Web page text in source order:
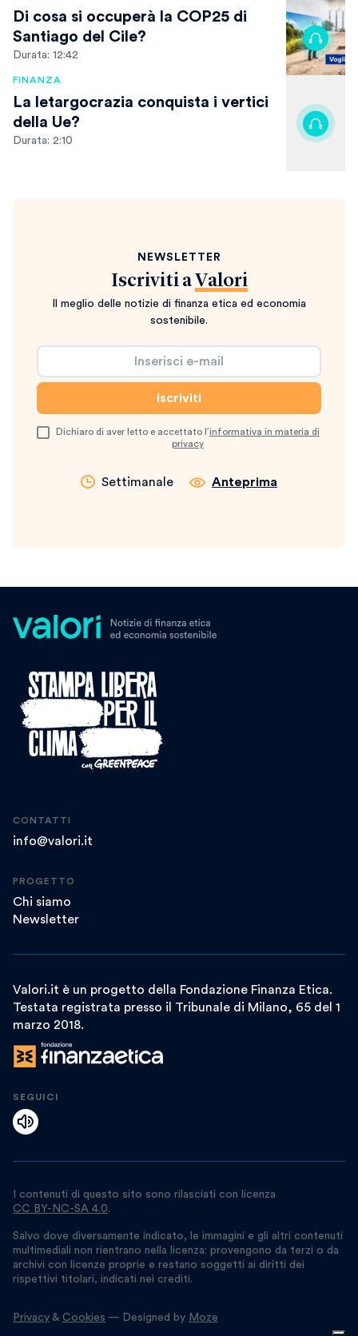
Di cosa si occuperà la COP25 di
Santiago del Cile?
Durata: 12:42
FINANZA
La letargocrazia conquista i vertici
della Ue?
Durata: 2:10
NEWSLETTER
Iscriviti a Valori
Il meglio delle notizie di finanza etica ed economia
sostenibile.
Dichiaro di aver letto e accettato l’informativa in materia di
privacy
Settimanale Anteprima
CONTATTI
info@valori.it
PROGETTO
Chi siamo
Newsletter
Valori.it è un progetto della Fondazione Finanza Etica.
Testata registrata presso il Tribunale di Milano, 65 del 1
marzo 2018.
SEGUICI
I contenuti di questo sito sono rilasciati con licenza
CC BY-NC-SA 4.0.
Salvo dove diversamente indicato, le immagini e gli altri contenuti
multimediali non rientrano nella licenza: provengono da terzi o da
archivi con licenze proprie e restano soggetti ai diritti dei
rispettivi titolari, indicati nei crediti.
Privacy & Cookies — Designed by Moze